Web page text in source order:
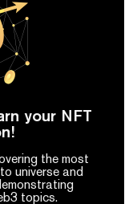
your NFT
the most
universe and
topics.